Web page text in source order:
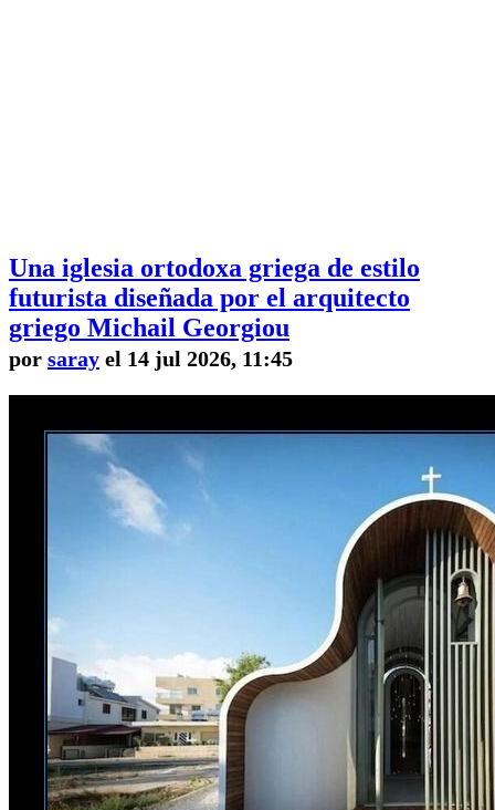
Una iglesia ortodoxa griega de estilo
futurista diseñada por el arquitecto
griego Michail Georgiou
por saray el 14 jul 2026, 11:45